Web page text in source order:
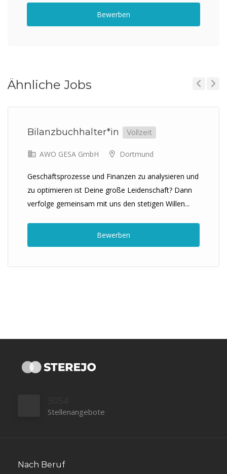
Bewerben
Ähnliche Jobs
Bilanzbuchhalter*in Vollzeit
AWO GESA GmbH Dortmund
Geschäftsprozesse und Finanzen zu analysieren und
zu optimieren ist Deine große Leidenschaft? Dann
verfolge gemeinsam mit uns den stetigen Willen...
Bewerben
Stellenangebote
Nach Beruf